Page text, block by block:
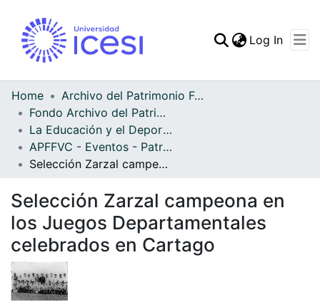
Log In
Home
Archivo del Patrimonio Fotográfico y Fílmico del Valle del Cauca
Fondo Archivo del Patrimonio Fotográfico y Fílmico del Valle del Cauca
La Educación y el Deporte
APFFVC - Eventos - Patrimonial
Selección Zarzal campeona en los Juegos Departamentales celebrados en Cartago
Selección Zarzal campeona en
los Juegos Departamentales
celebrados en Cartago